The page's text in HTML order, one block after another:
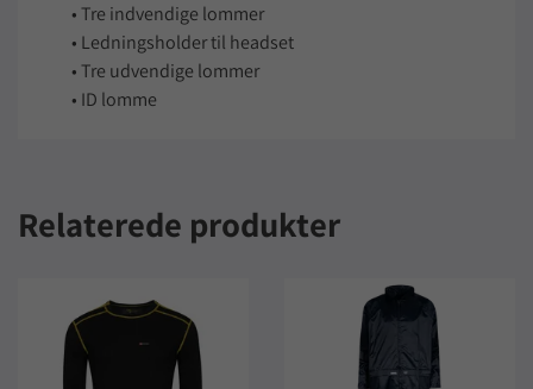
• Tre indvendige lommer
• Ledningsholder til headset
• Tre udvendige lommer
• ID lomme
Relaterede produkter